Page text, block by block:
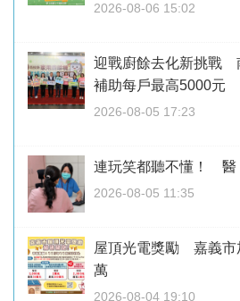
2026-08-06 15:02
迎戰廚餘去化新挑戰
補助每戶最高5000元
2026-08-05 17:23
連玩笑都聽不懂！ 醫
2026-08-05 11:35
屋頂光電獎勵 嘉義市
萬
2026-08-04 19:10